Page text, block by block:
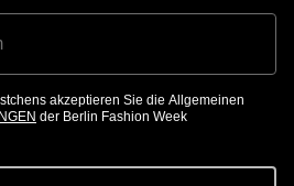
akzeptieren Sie die Allgemeinen
der Berlin Fashion Week